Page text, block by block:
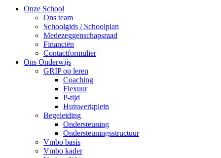
Onze School
Ons team
Schoolgids / Schoolplan
Medezeggenschapsraad
Financiën
Contactformulier
Ons Onderwijs
GRIP op leren
Coaching
Flexuur
P-tijd
Huiswerkplein
Begeleiding
Ondersteuning
Ondersteuningsstructuur
Vmbo basis
Vmbo kader